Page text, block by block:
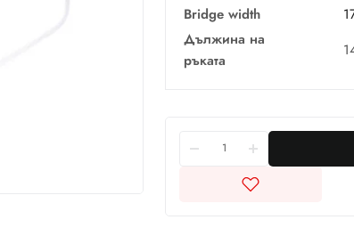
Bridge width
Дължина на
ръката